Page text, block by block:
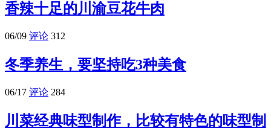
香辣十足的川渝豆花牛肉
06/09 评论 312
冬季养生，要坚持吃3种美食
06/17 评论 284
川菜经典味型制作，比较有特色的味型制